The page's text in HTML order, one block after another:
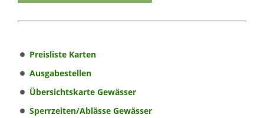
Preisliste Karten
Ausgabestellen
Übersichtskarte Gewässer
Sperrzeiten/Ablässe Gewässer